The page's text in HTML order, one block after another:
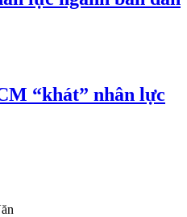
“khát” nhân lực